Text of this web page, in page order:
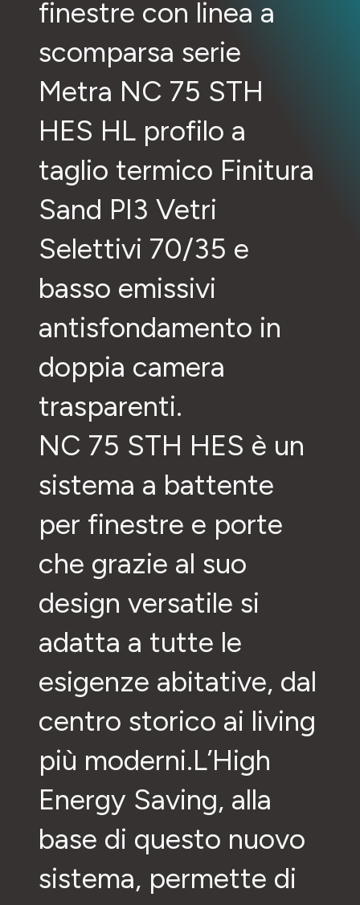
finestre con linea a
scomparsa serie
Metra NC 75 STH
HES HL profilo a
taglio termico Finitura
Sand PI3 Vetri
Selettivi 70/35 e
basso emissivi
antisfondamento in
doppia camera
trasparenti.
NC 75 STH HES è un
sistema a battente
per finestre e porte
che grazie al suo
design versatile si
adatta a tutte le
esigenze abitative, dal
centro storico ai living
più moderni.L’High
Energy Saving, alla
base di questo nuovo
sistema, permette di